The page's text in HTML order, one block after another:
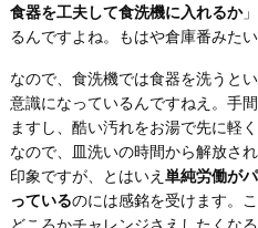
食器を工夫して食洗機に入れるか
るんですよね。もはや倉庫番みたい
なので、食洗機では食器を洗うと
意識になっているんですねえ。手
ますし、酷い汚れをお湯で先に軽
なので、皿洗いの時間から解放さ
印象ですが、とはいえ 単純労働が
っているのには感銘を受けます。